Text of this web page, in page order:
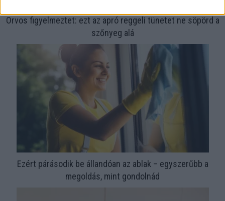
Orvos figyelmeztet: ezt az apró reggeli tünetet ne söpörd a
szőnyeg alá
Ezért párásodik be állandóan az ablak – egyszerűbb a
megoldás, mint gondolnád